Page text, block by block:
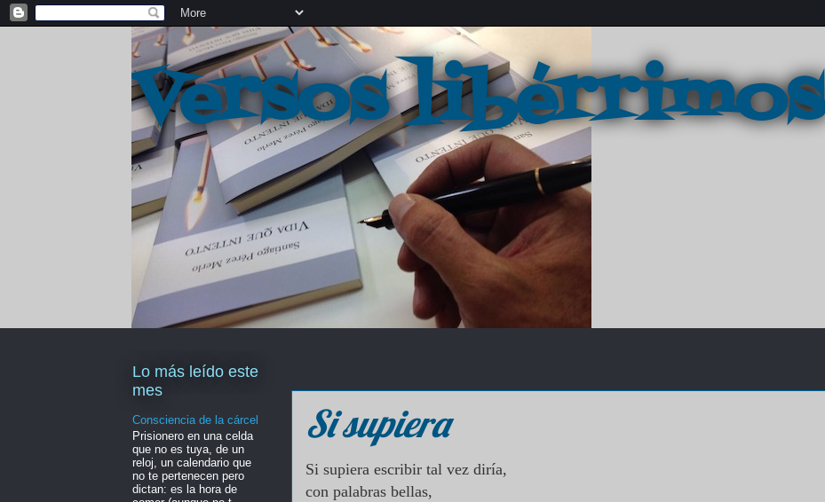
Versos libérrimos
Si supiera
Si supiera escribir tal vez diría,
con palabras bellas,
Lo más leído este
mes
Consciencia de la cárcel
Prisionero en una celda
que no es tuya, de un
reloj, un calendario que
no te pertenecen pero
dictan: es la hora de